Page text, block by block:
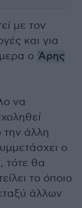
με τον
και για
ο Άρης
να
την άλλη
ο
τότε θα
το όποιο
άλλων